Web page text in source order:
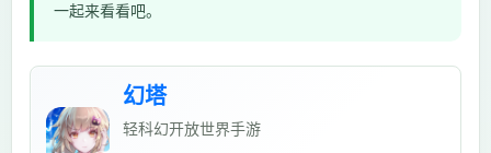
一起来看看吧。
幻塔
轻科幻开放世界手游